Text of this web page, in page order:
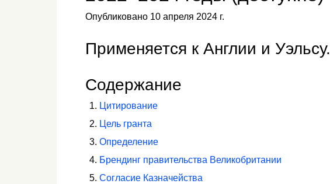
Опубликовано 10 апреля 2024 г.
Применяется к Англии и Уэльсу.
Содержание
Цитирование
Цель гранта
Определение
Брендинг правительства Великобритании
Согласие Казначейства